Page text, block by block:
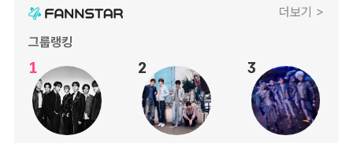
더보기 >
그룹랭킹
1 2 3